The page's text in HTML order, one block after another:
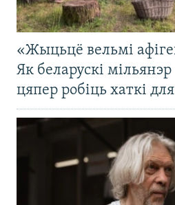
«Жыцьцё вельмі
Як беларускі мільянэр
цяпер робіць хаткі